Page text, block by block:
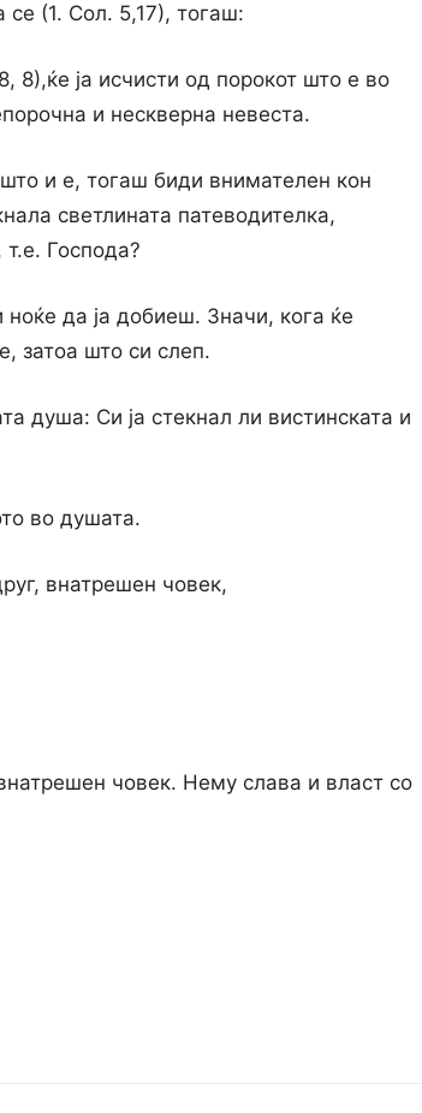
се (1. Сол. 5,17), тогаш:
8),ќе ја исчисти од порокот што е во
и нескверна невеста.
и е, тогаш биди внимателен кон
светлината патеводителка,
Господа?
да ја добиеш. Значи, кога ќе
затоа што си слеп.
душа: Си ја стекнал ли вистинската и
во душата.
внатрешен човек,
човек. Нему слава и власт со